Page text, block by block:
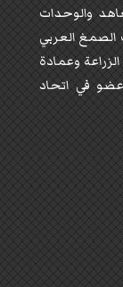
والوحدات
الصمغ العربي
وعمادة
عضو في اتحاد